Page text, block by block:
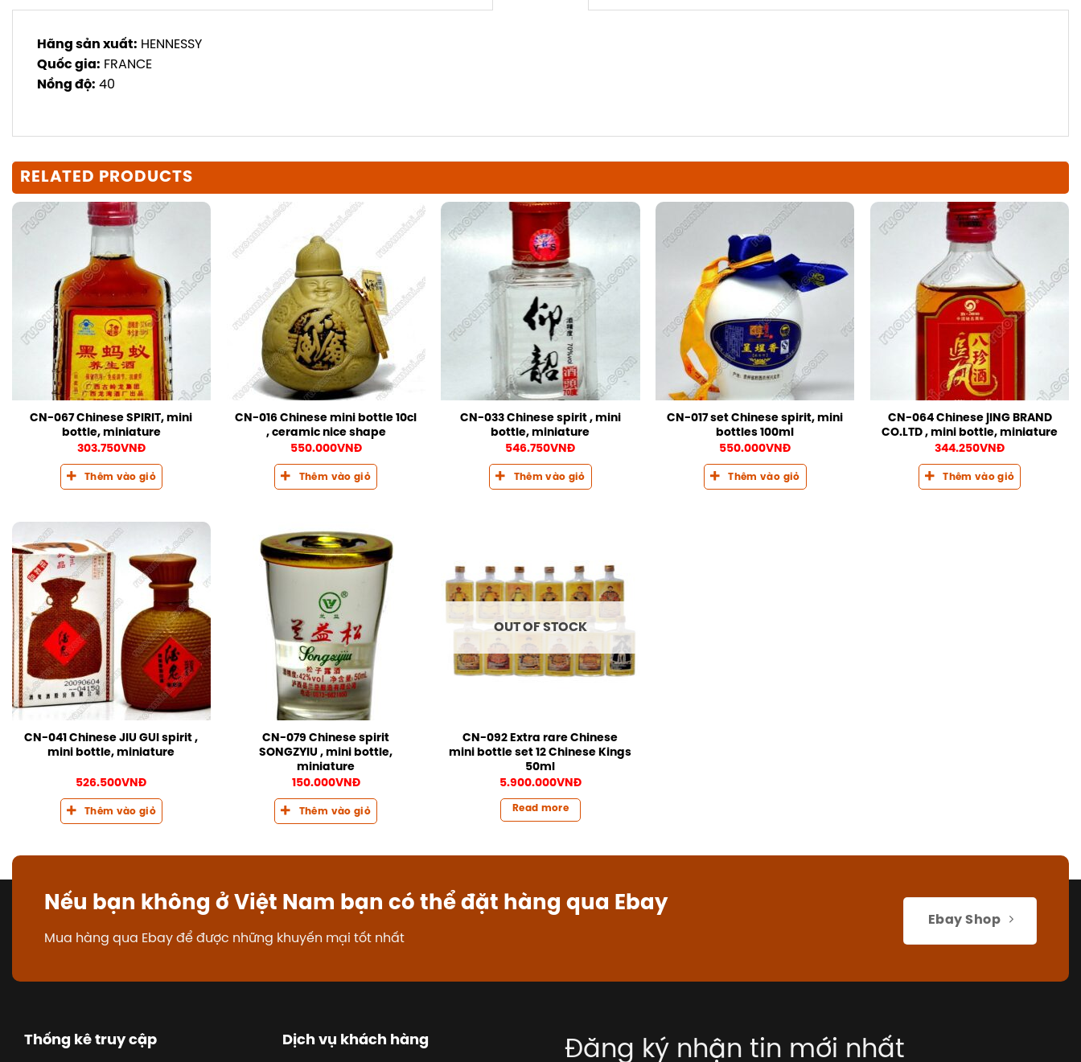
Hãng sản xuất: HENNESSY
Quốc gia: FRANCE
Nồng độ: 40
RELATED PRODUCTS
CN-067 Chinese SPIRIT, mini
bottle, miniature
303.750VNĐ
Thêm vào giỏ
CN-016 Chinese mini bottle 10cl
, ceramic nice shape
550.000VNĐ
Thêm vào giỏ
CN-033 Chinese spirit , mini
bottle, miniature
546.750VNĐ
Thêm vào giỏ
CN-017 set Chinese spirit, mini
bottles 100ml
550.000VNĐ
Thêm vào giỏ
CN-064 Chinese jING BRAND
CO.LTD , mini bottle, miniature
344.250VNĐ
Thêm vào giỏ
CN-041 Chinese JIU GUI spirit ,
mini bottle, miniature
526.500VNĐ
Thêm vào giỏ
CN-079 Chinese spirit
SONGZYIU , mini bottle,
miniature
150.000VNĐ
Thêm vào giỏ
OUT OF STOCK
CN-092 Extra rare Chinese
mini bottle set 12 Chinese Kings
50ml
5.900.000VNĐ
Read more
Nếu bạn không ở Việt Nam bạn có thể đặt hàng qua Ebay
Mua hàng qua Ebay để được những khuyến mại tốt nhất
Ebay Shop
Thống kê truy cập Dịch vụ khách hàng Đăng ký nhận tin mới nhất